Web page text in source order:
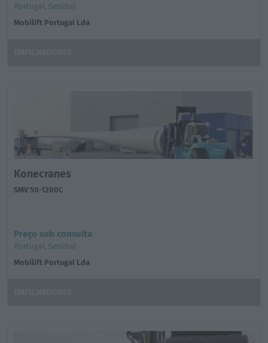
Portugal, Setúbal
Mobilift Portugal Lda
Konecranes
SMV 50-1200C
Preço sob consulta
Portugal, Setúbal
Mobilift Portugal Lda